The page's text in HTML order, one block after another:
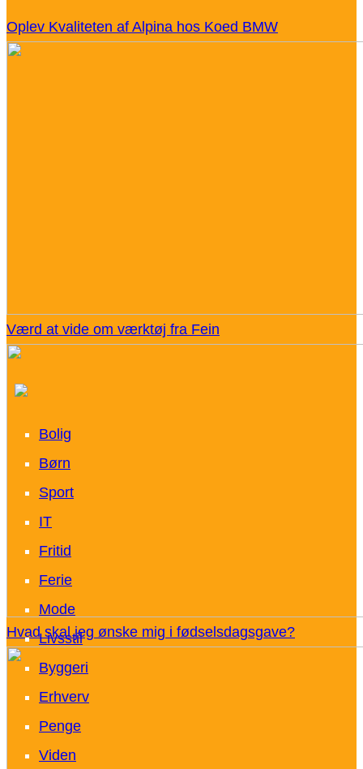
Oplev Kvaliteten af Alpina hos Koed BMW
Værd at vide om værktøj fra Fein
Hvad skal jeg ønske mig i fødselsdagsgave?
Bolig
Børn
Sport
IT
Fritid
Ferie
Mode
Livsstil
Byggeri
Erhverv
Penge
Viden